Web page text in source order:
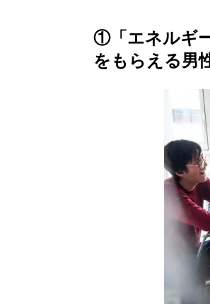
①「エネルギ
をもらえる男